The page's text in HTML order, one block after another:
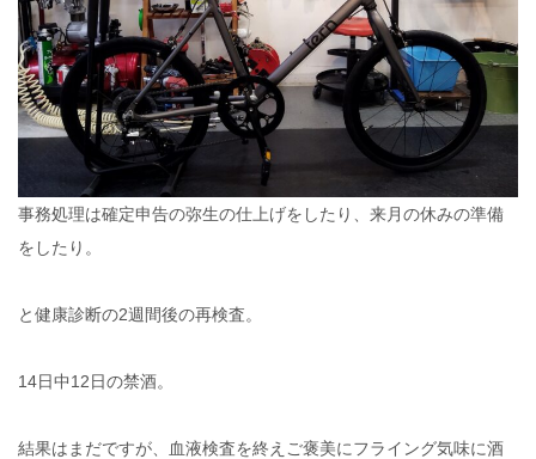
事務処理は確定申告の弥生の仕上げをしたり、来月の休みの準備
をしたり。
と健康診断の2週間後の再検査。
14日中12日の禁酒。
結果はまだですが、血液検査を終えご褒美にフライング気味に酒